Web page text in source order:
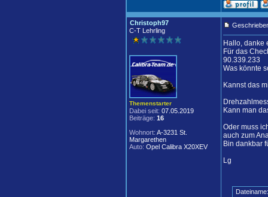
Christoph97
C-T Lehrling
Themenstarter
Dabei seit: 07.05.2019
Beiträge: 16
Wohnort: A-3231 St.
Margarethen
Auto: Opel Calibra X20XEV
Hallo, danke
Für das
90.339.233
Was könnte
Kannst das
Kann man
Oder muss
auch zum
Bin dankbar
Lg
Dateiname: